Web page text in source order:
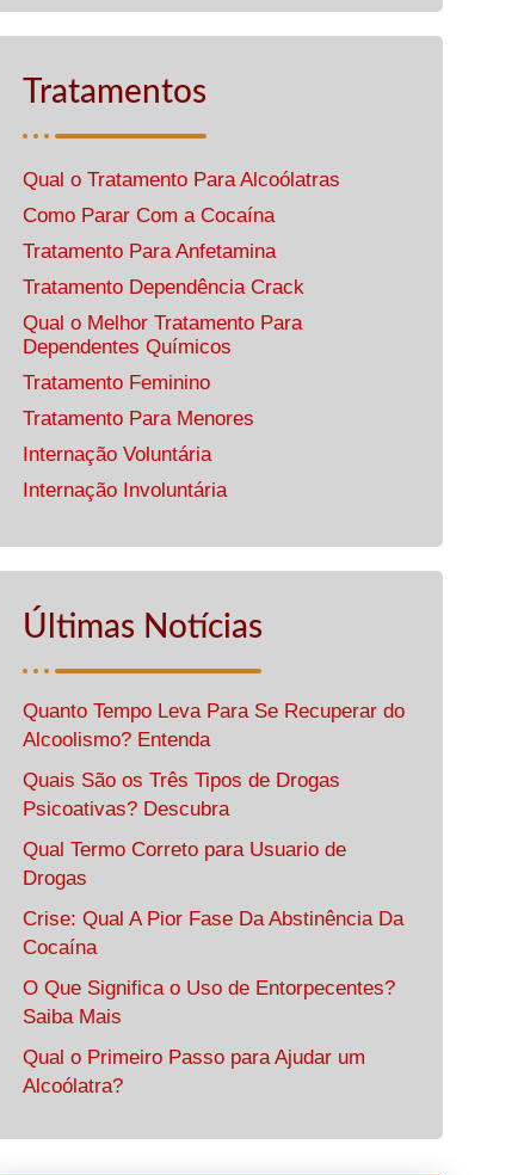
Tratamentos
Qual o Tratamento Para Alcoólatras
Como Parar Com a Cocaína
Tratamento Para Anfetamina
Tratamento Dependência Crack
Qual o Melhor Tratamento Para
Dependentes Químicos
Tratamento Feminino
Tratamento Para Menores
Internação Voluntária
Internação Involuntária
Últimas Notícias
Quanto Tempo Leva Para Se Recuperar do
Alcoolismo? Entenda
Quais São os Três Tipos de Drogas
Psicoativas? Descubra
Qual Termo Correto para Usuario de
Drogas
Crise: Qual A Pior Fase Da Abstinência Da
Cocaína
O Que Significa o Uso de Entorpecentes?
Saiba Mais
Qual o Primeiro Passo para Ajudar um
Alcoólatra?